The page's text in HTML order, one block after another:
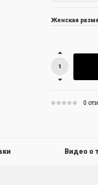
Женская
0
Видео о